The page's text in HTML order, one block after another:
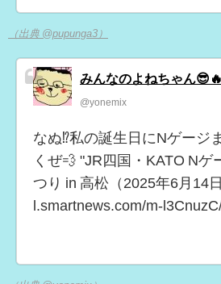
（出典 @pupunga3）
みんなのよねちゃん
@yonemix
なぬ⁉️私の誕生日にNゲージ
くぜ💨 "JR四国・KATO Nゲ
つり in 高松（2025年6月14
l.smartnews.com/m-